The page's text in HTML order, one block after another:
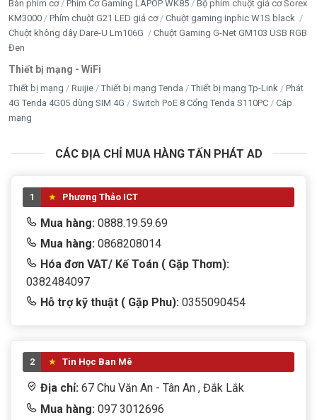
Bàn phím cơ Phím Cơ Gaming LAPOP WK85
Bộ phím chuột giả cơ Sorex
KM3000
Phím chuột G21 LED giả cơ
Chuột gaming inphic W1S black
Chuột không dây Dare-U Lm106G
Chuột Gaming G-Net GM103 USB RGB
Đen
Thiết bị mạng - WiFi
Thiết bị mạng Ruijie Thiết bị mạng Tenda Thiết bị mạng Tp-Link
Phát
4G Tenda 4G05 dùng SIM 4G
Switch PoE 8 Cổng Tenda S110PC
Cáp
mạng
CÁC ĐỊA CHỈ MUA HÀNG TẤN PHÁT AD
1 Phương Thảo ICT
Mua hàng: 0888.19.59.69
Mua hàng: 0868208014
Hóa đơn VAT/ Kế Toán ( Gặp Thơm):
0382484097
Hỗ trợ kỹ thuật ( Gặp Phu): 0355090454
2 Tin Học Ban Mê
Địa chỉ: 67 Chu Văn An - Tân An , Đắk Lắk
Mua hàng: 097 3012696